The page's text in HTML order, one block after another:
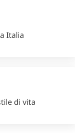
Italia
di vita